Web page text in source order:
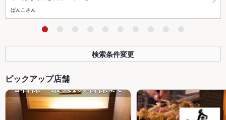
ぱんこさん
検索条件変更
ピックアップ店舗